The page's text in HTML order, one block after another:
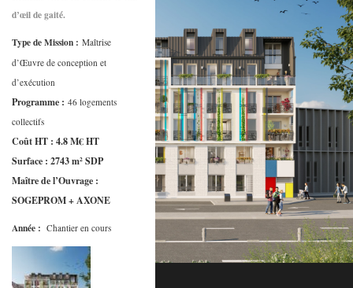
d’œil de gaité.
Type de Mission : Maîtrise
d’Œuvre de conception et
d’exécution
Programme : 46 logements
collectifs
Coût HT : 4.8 M€ HT
Surface : 2743 m² SDP
Maître de l’Ouvrage :
SOGEPROM + AXONE
Année : Chantier en cours